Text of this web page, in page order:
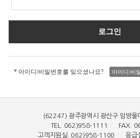
* 아이디/비밀번호를 잊으셨나요? 아이디/비
(62247) 광주광역시 광산구 임방울
TEL. 062)958-1111 FAX.
고객지원실. 062)958-1100 응급